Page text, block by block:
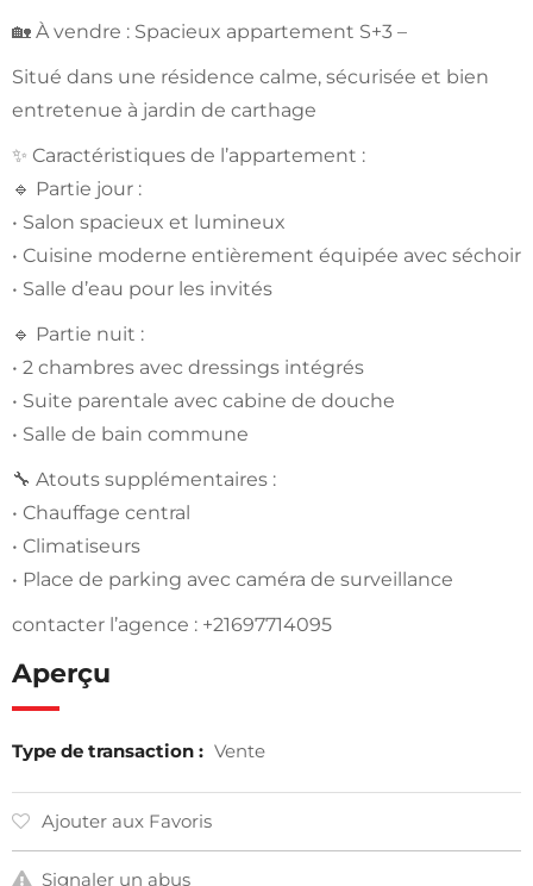
🏡 À vendre : Spacieux appartement S+3 –
Situé dans une résidence calme, sécurisée et bien
entretenue à jardin de carthage
✨ Caractéristiques de l’appartement :
🔹 Partie jour :
• Salon spacieux et lumineux
• Cuisine moderne entièrement équipée avec séchoir
• Salle d’eau pour les invités
🔹 Partie nuit :
• 2 chambres avec dressings intégrés
• Suite parentale avec cabine de douche
• Salle de bain commune
🔧 Atouts supplémentaires :
• Chauffage central
• Climatiseurs
• Place de parking avec caméra de surveillance
contacter l’agence : +21697714095
Aperçu
Type de transaction : Vente
Ajouter aux Favoris
Signaler un abus